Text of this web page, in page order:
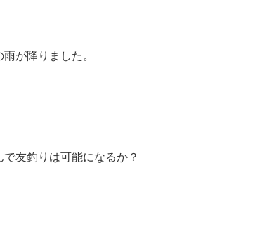
が降りました。
友釣りは可能になるか？